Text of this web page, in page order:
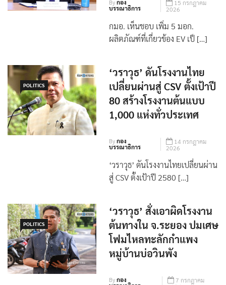
Byกอง
บรรณาธิการ
15 กรกฎาคม
กมอ. เห็นชอบ เพิ่ม 5 มอก.
POLITICS
‘วราวุธ’ ดันโรงงานไทย
เปลี่ยนผ่านสู่ CSV ตั้งเป้าปี
80 สร้างโรงงานต้นแบบ
1,000 แห่งทั่วประเทศ
Byกอง
14 กรกฎาคม
2026
‘วราวุธ’ ดันโรงงานไทยเปลี่ยนผ่าน
POLITICS
‘วราวุธ’ สั่งเอาผิดโรงงาน
ต้นทางใน จ.ระยอง ปมเศษ
โฟมไหลทะลักกำแพง
หมู่บ้านบ่อวินพัง